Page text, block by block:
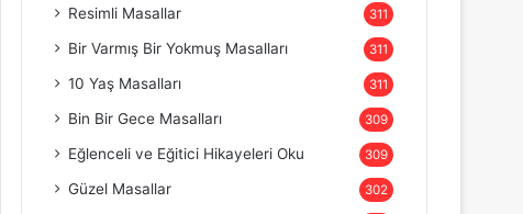
Resimli Masallar 311
Bir Varmış Bir Yokmuş Masalları 311
10 Yaş Masalları 311
Bin Bir Gece Masalları 309
Eğlenceli ve Eğitici Hikayeleri Oku 309
Güzel Masallar 302